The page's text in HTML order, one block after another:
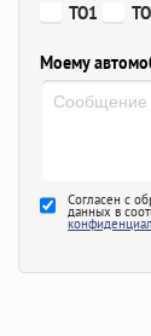
ТО1
Моему
Согласен с
данных в